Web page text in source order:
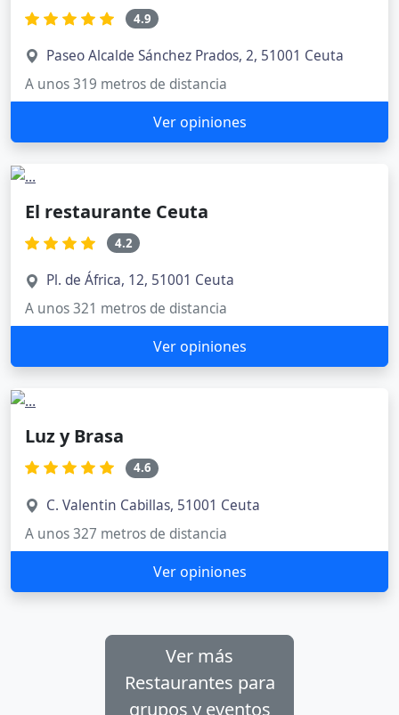
4.9
Paseo Alcalde Sánchez Prados, 2, 51001 Ceuta
A unos 319 metros de distancia
Ver opiniones
El restaurante Ceuta
4.2
Pl. de África, 12, 51001 Ceuta
A unos 321 metros de distancia
Ver opiniones
Luz y Brasa
4.6
C. Valentin Cabillas, 51001 Ceuta
A unos 327 metros de distancia
Ver opiniones
Ver más
Restaurantes para
grupos y eventos